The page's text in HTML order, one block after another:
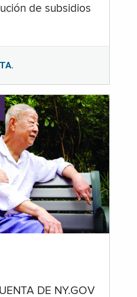
de subsidios
DE NY.GOV